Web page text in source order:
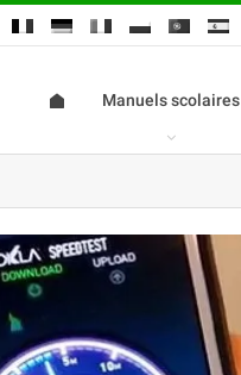
Manuels scolaires